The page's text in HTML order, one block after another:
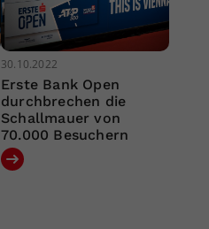
30.10.2022
Erste Bank Open
durchbrechen die
Schallmauer von
70.000 Besuchern